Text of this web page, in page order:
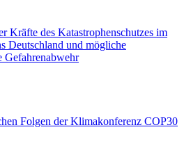
Kräfte des Katastrophenschutzes im
Deutschland und mögliche
Folgen der Klimakonferenz COP30